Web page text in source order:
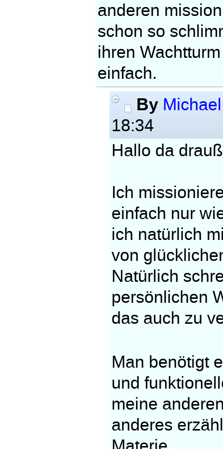
anderen
schon so
ihren
einfach.
By
18:34
Hallo da
Ich
einfach nur
ich natürlich
von
Natürlich
persönlichen
das auch zu
Man benötigt
und
meine
anderes